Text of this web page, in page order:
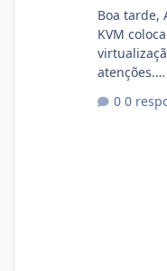
Boa tarde,
KVM
atenções.
xjx23zz5f Criamos uma breve explicação:
0